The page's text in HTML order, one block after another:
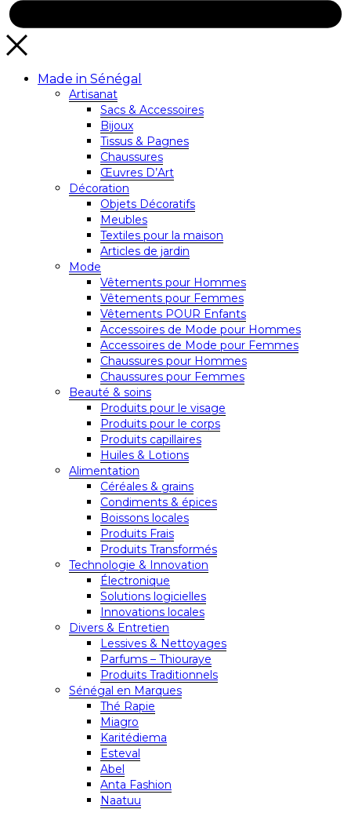
Made in Sénégal
Artisanat
Sacs & Accessoires
Bijoux
Tissus & Pagnes
Chaussures
Œuvres D’Art
Décoration
Objets Décoratifs
Meubles
Textiles pour la maison
Articles de jardin
Mode
Vêtements pour Hommes
Vêtements pour Femmes
Vêtements POUR Enfants
Accessoires de Mode pour Hommes
Accessoires de Mode pour Femmes
Chaussures pour Hommes
Chaussures pour Femmes
Beauté & soins
Produits pour le visage
Produits pour le corps
Produits capillaires
Huiles & Lotions
Alimentation
Céréales & grains
Condiments & épices
Boissons locales
Produits Frais
Produits Transformés
Technologie & Innovation
Électronique
Solutions logicielles
Innovations locales
Divers & Entretien
Lessives & Nettoyages
Parfums – Thiouraye
Produits Traditionnels
Sénégal en Marques
Thé Rapie
Miagro
Karitédiema
Esteval
Abel
Anta Fashion
Naatuu